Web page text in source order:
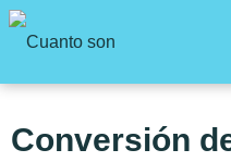
Conversión